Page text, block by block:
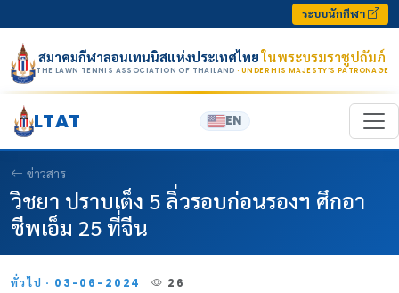
ระบบนักกีฬา
สมาคมกีฬาลอนเทนนิสแห่งประเทศไทยในพระบรมราชูปถัมภ์
THE LAWN TENNIS ASSOCIATION OF THAILAND · UNDER HIS MAJESTY’S PATRONAGE
LTAT EN
ข่าวสาร
วิชยา ปราบเต็ง 5 ลิ่วรอบก่อนรองฯ ศึกอา
ชีพเอ็ม 25 ที่จีน
ทั่วไป · 03-06-2024 26